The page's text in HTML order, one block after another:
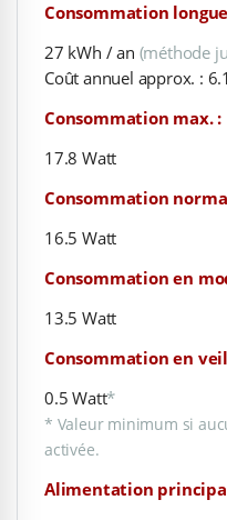
Consommation
27 kWh / an (méthode
Coût annuel approx. :
Consommation max. :
17.8 Watt
Consommation
16.5 Watt
Consommation en
13.5 Watt
Consommation en
0.5 Watt*
* Valeur minimum si
activée.
Alimentation